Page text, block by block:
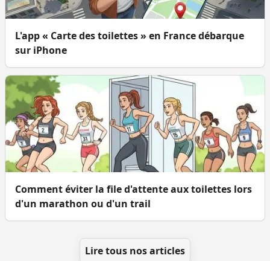
L'app « Carte des toilettes » en France débarque
sur iPhone
Comment éviter la file d'attente aux toilettes lors
d'un marathon ou d'un trail
Lire tous nos articles